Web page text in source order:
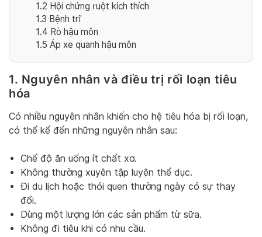
1.2 Hội chứng ruột kích thích
1.3 Bệnh trĩ
1.4 Rò hậu môn
1.5 Áp xe quanh hậu môn
1. Nguyên nhân và điều trị rối loạn tiêu
hóa
Có nhiều nguyên nhân khiến cho hệ tiêu hóa bị rối loạn,
có thể kể đến những nguyên nhân sau:
Chế độ ăn uống ít chất xơ.
Không thường xuyên tập luyện thể dục.
Đi du lịch hoặc thói quen thường ngày có sự thay
đổi.
Dùng một lượng lớn các sản phẩm từ sữa.
Không đi tiêu khi có nhu cầu.